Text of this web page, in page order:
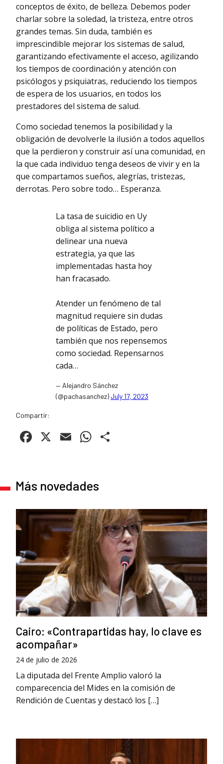
conceptos de éxito, de belleza. Debemos poder
charlar sobre la soledad, la tristeza, entre otros
grandes temas. Sin duda, también es
imprescindible mejorar los sistemas de salud,
garantizando efectivamente el acceso, agilizando
los tiempos de coordinación y atención con
psicólogos y psiquiatras, reduciendo los tiempos
de espera de los usuarios, en todos los
prestadores del sistema de salud.
Como sociedad tenemos la posibilidad y la
obligación de devolverle la ilusión a todos aquellos
que la perdieron y construir así una comunidad, en
la que cada individuo tenga deseos de vivir y en la
que compartamos sueños, alegrías, tristezas,
derrotas. Pero sobre todo… Esperanza.
La tasa de suicidio en Uy
obliga al sistema político a
delinear una nueva
estrategia, ya que las
implementadas hasta hoy
han fracasado.
Atender un fenómeno de tal
magnitud requiere sin dudas
de políticas de Estado, pero
también que nos repensemos
como sociedad. Repensarnos
cada…
— Alejandro Sánchez
(@pachasanchez) July 17, 2023
Compartir:
Facebook
X EmailWhatsApp
Más novedades
Cairo: «Contrapartidas hay, lo clave es
acompañar»
24 de julio de 2026
La diputada del Frente Amplio valoró la
comparecencia del Mides en la comisión de
Rendición de Cuentas y destacó los […]